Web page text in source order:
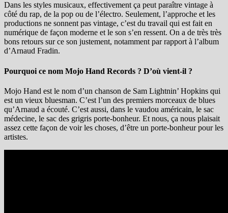
Dans les styles musicaux, effectivement ça peut paraître vintage à
côté du rap, de la pop ou de l’électro. Seulement, l’approche et les
productions ne sonnent pas vintage, c’est du travail qui est fait en
numérique de façon moderne et le son s’en ressent. On a de très très
bons retours sur ce son justement, notamment par rapport à l’album
d’Arnaud Fradin.
Pourquoi ce nom Mojo Hand Records ? D’où vient-il ?
Mojo Hand est le nom d’un chanson de Sam Lightnin’ Hopkins qui
est un vieux bluesman. C’est l’un des premiers morceaux de blues
qu’Arnaud a écouté. C’est aussi, dans le vaudou américain, le sac
médecine, le sac des grigris porte-bonheur. Et nous, ça nous plaisait
assez cette façon de voir les choses, d’être un porte-bonheur pour les
artistes.